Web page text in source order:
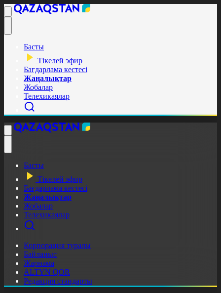
Басты
Тікелей эфир
Бағдарлама кестесі
Жаңалықтар
Жобалар
Телехикаялар
Басты
Тікелей эфир
Бағдарлама кестесі
Жаңалықтар
Жобалар
Телехикаялар
Корпорация туралы
Байланыс
Жарнама
ALTYN QOR
Редакция стандарты